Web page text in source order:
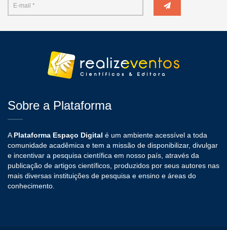
Sobre a Plataforma
A Plataforma Espaço Digital é um ambiente acessível a toda
comunidade acadêmica e tem a missão de disponibilizar, divulgar
e incentivar a pesquisa científica em nosso país, através da
publicação de artigos científicos, produzidos por seus autores nas
mais diversas instituições de pesquisa e ensino e áreas do
conhecimento.